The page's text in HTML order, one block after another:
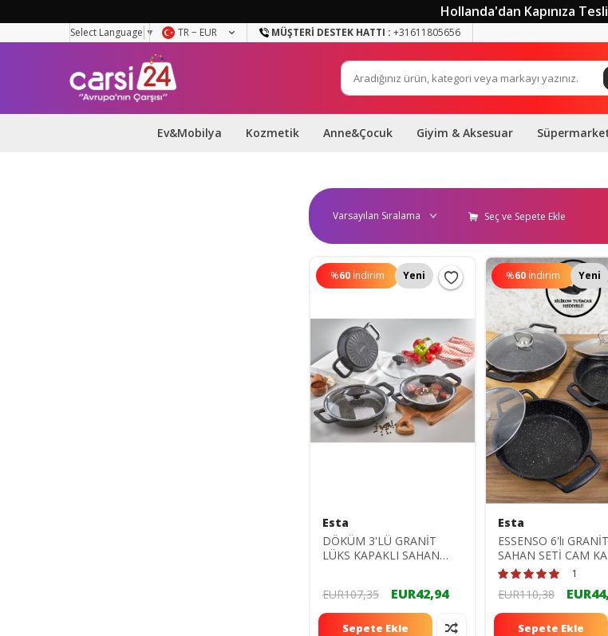
Hollanda'dan Kapınıza
Select Language ▼ TR − EUR MÜŞTERI DESTEK HATTI : +31611805656
Ev&Mobilya Kozmetik Anne&Çocuk Giyim & Aksesuar
Seç ve Sepete Ekle
%60 İndirim Yeni
Esta
DÖKÜM 3'LÜ GRANİT
LÜKS KAPAKLI SAHAN
EUR107,35
EUR42,94
Sepete Ekle
%60 İndirim Yeni
Esta
ESSENSO 6'lı GRANİT
SAHAN SETİ CAM
DÖKÜM SİYAH 18-20-
CM
1
EUR110,38
Sepete Ekle